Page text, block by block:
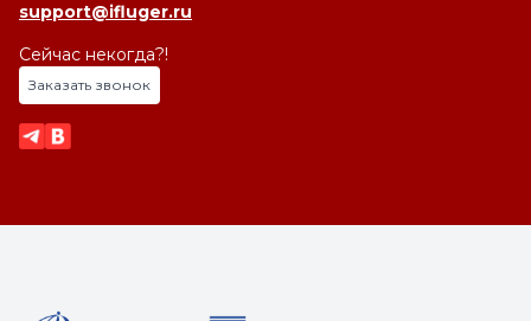
support@ifluger.ru
Сейчас некогда?!
Заказать звонок